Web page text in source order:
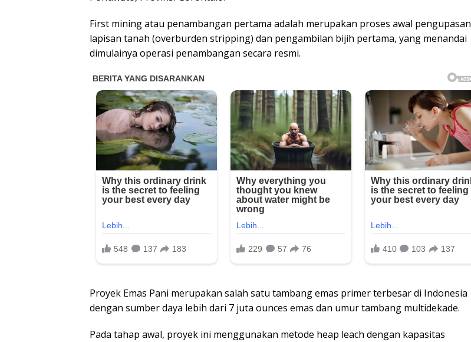
First mining atau penambangan pertama adalah merupakan proses awal pengupasan
lapisan tanah (overburden stripping) dan pengambilan bijih pertama, yang menandai
dimulainya operasi penambangan secara resmi.
Proyek Emas Pani merupakan salah satu tambang emas primer terbesar di Indonesia
dengan sumber daya lebih dari 7 juta ounces emas dan umur tambang multidekade.
Pada tahap awal, proyek ini menggunakan metode heap leach dengan kapasitas